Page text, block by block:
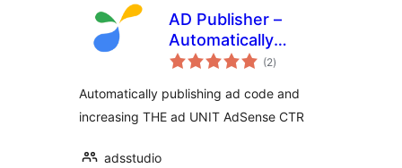
AD Publisher –
Automatically
insert post ads
(2wszystkich
ocen
)
Automatically publishing ad code and
increasing THE ad UNIT AdSense CTR
adsstudio